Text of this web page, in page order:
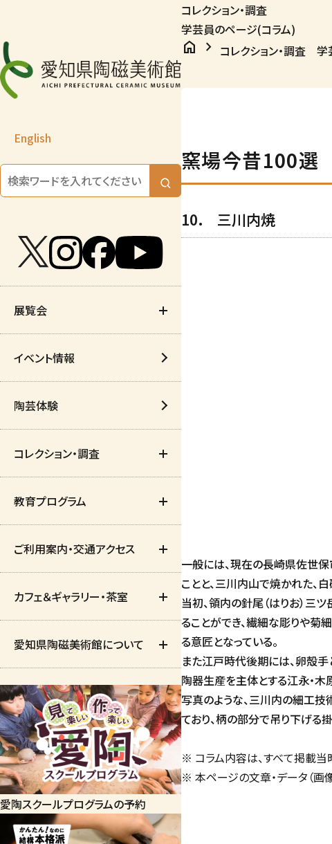
English
展覧会
特別展・企画展・テーマ展
愛陶コレクション展・ギャ
イベント情報
陶芸体験
コレクション・調査
コレクション検索
学芸員のページ（研究紀
教育プログラム
学校向け
一般向け
大学生向け
ご利用案内・交通アクセス
開館時間・観覧料
交通アクセス
館内ガイド
バリアフリー情報
団体利用について
よくあるご質問
カフェ＆ギャラリー・茶室
カフェ＆ギャラリー
茶室「陶翠庵」
愛知県陶磁美術館について
基本理念
館報
サービスのご案内と
美術館からのお願い
愛陶スクールプログラムの予約
コレクション・調査
学芸員のページ(コラム)
home chevron_right コレクション・調査
窯場今昔100
10. 三川内焼
一般には、現在の長崎県佐世保
ことと、三川内山で焼かれた、
当初、領内の針尾（はりお）三
ることができ、繊細な彫りや菊
る意匠となっている。
また江戸時代後期には、卵殻
陶器生産を主体とする江永・木
写真のような、三川内の細工
ており、柄の部分で吊り下げる
※ コラム内容は、すべて掲載当
※ 本ページの文章・データ（画